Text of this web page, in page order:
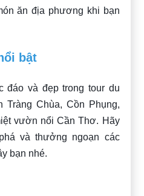
ăn địa phương khi bạn
bật
đáo và đẹp trong tour du
Tràng Chùa, Cồn Phụng,
vườn nổi Cần Thơ. Hãy
và thưởng ngoạn các
bạn nhé.